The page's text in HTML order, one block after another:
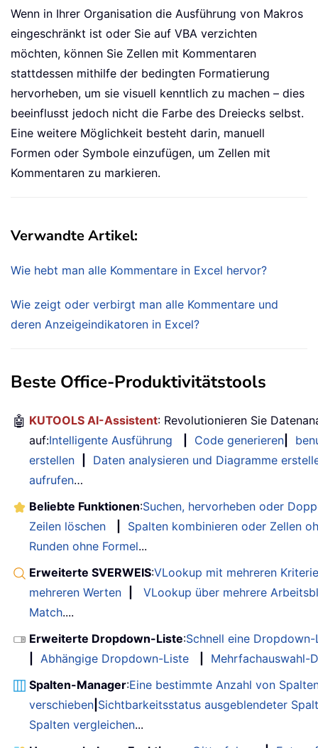
Wenn in Ihrer Organisation die Ausführung von Makros
eingeschränkt ist oder Sie auf VBA verzichten
möchten, können Sie Zellen mit Kommentaren
stattdessen mithilfe der bedingten Formatierung
hervorheben, um sie visuell kenntlich zu machen – dies
beeinflusst jedoch nicht die Farbe des Dreiecks selbst.
Eine weitere Möglichkeit besteht darin, manuell
Formen oder Symbole einzufügen, um Zellen mit
Kommentaren zu markieren.
Verwandte Artikel:
Wie hebt man alle Kommentare in Excel hervor?
Wie zeigt oder verbirgt man alle Kommentare und
deren Anzeigeindikatoren in Excel?
Beste Office-Produktivitätstools
🤖 KUTOOLS AI-Assistent: Revolutionieren Sie
auf:Intelligente Ausführung Code generieren
erstellen
Daten analysieren und Diagramme
aufrufen…
Beliebte Funktionen:Suchen, hervorheben oder
Zeilen löschen
Spalten kombinieren oder Zellen
Runden ohne Formel...
Erweiterte SVERWEIS:VLookup mit mehreren
mehreren Werten
VLookup über mehrere
Match....
Erweiterte Dropdown-Liste:Schnell eine
Abhängige Dropdown-Liste
Mehrfachauswahl-
Spalten-Manager:Eine bestimmte Anzahl von
verschieben Sichtbarkeitsstatus ausgeblendeter
Spalten vergleichen...